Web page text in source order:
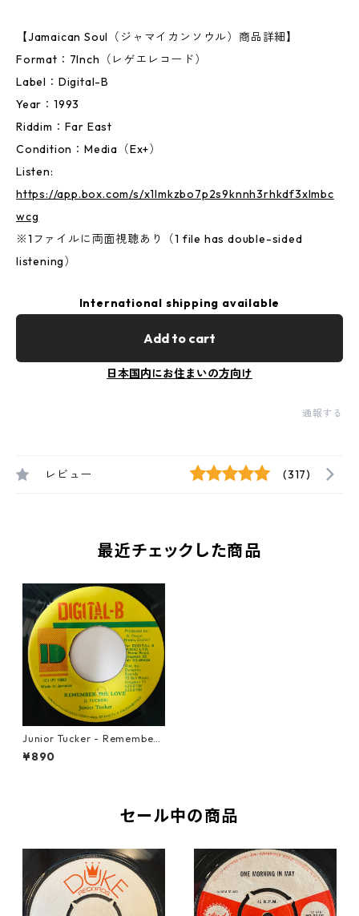
【Jamaican Soul（ジャマイカンソウル）商品詳細】
Format：7Inch（レゲエレコード）
Label：Digital-B
Year：1993
Riddim：Far East
Condition：Media（Ex+）
Listen:
https://app.box.com/s/x1lmkzbo7p2s9knnh3rhkdf3xlmbc
wcg
※1ファイルに両面視聴あり（1 file has double-sided
listening）
International shipping available
Add to cart
日本国内にお住まいの方向け
通報する
レビュー (317)
最近チェックした商品
Junior Tucker - Remember
The Love 【7-10944】
¥890
セール中の商品